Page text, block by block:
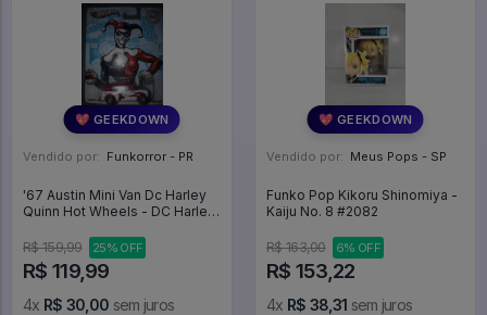
💖 GEEKDOWN
Vendido por: Funkorror - PR
'67 Austin Mini Van Dc Harley
Quinn Hot Wheels - DC Harley
R$ 159,99
25% OFF
R$ 119,99
4x R$ 30,00 sem juros
💖 GEEKDOWN
Vendido por: Meus Pops - SP
Funko Pop Kikoru Shinomiya -
Kaiju No. 8 #2082
R$ 163,00 6% OFF
R$ 153,22
4x R$ 38,31 sem juros